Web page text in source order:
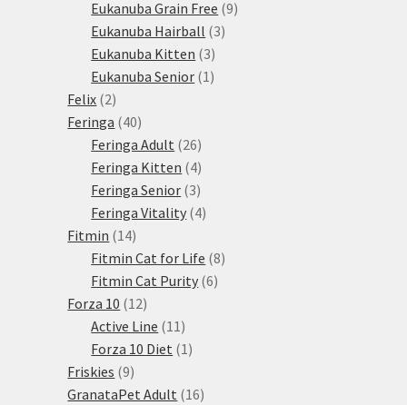
produktů
Eukanuba Grain Free 99
Eukanuba Hairball 33
Eukanuba Kitten 33
produkty
Eukanuba Senior 1 1
Felix 22
produkty
Feringa 4040
produktů
Feringa Adult 2626
produktů
Feringa Kitten 44
produkty
Feringa Senior 33
produkty
Feringa Vitality 44
Fitmin 1414
produktů
Fitmin Cat for Life 88
Fitmin Cat Purity 66
Forza 10 1212
produktů
Active Line 11 11
produktů
Forza 10 Diet 1 1
Friskies 99
produktů
GranataPet Adult 1616